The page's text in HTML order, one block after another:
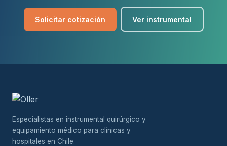
Solicitar cotización Ver instrumental
Especialistas en instrumental quirúrgico y
equipamiento médico para clínicas y
hospitales en Chile.